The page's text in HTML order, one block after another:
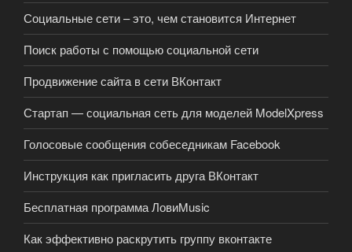
Социальные сети – это, чем становится Интернет
Поиск работы с помощью социальной сети
Продвижение сайта в сети ВКонтакт
Стартап — социальная сеть для моделей ModelXpress
Голосовые сообщения собеседникам Facebook
Инструкция как пригласить друга ВКонтакт
Бесплатная программа ЛовиMusic
Как эффективно раскрутить группу вконтакте